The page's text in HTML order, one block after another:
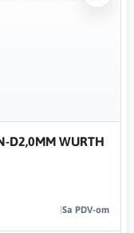
D2,0MM WURTH
Sa PDV-om